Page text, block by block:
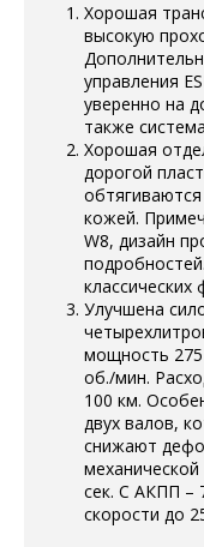
Хорошая
высокую
управления
уверенно на
также
Хорошая
дорогой
кожей.
W8, дизайн
Улучшена
мощность
об./мин.
100 км.
двух валов,
снижают
сек. С АКПП –
скорости до